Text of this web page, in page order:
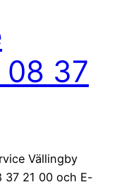
08 37
Vällingby
37 21 00 och E-